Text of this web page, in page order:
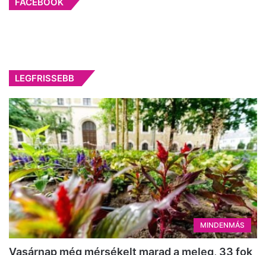
FACEBOOK
LEGFRISSEBB
MINDENMÁS
Vasárnap még mérsékelt marad a meleg, 33 fok